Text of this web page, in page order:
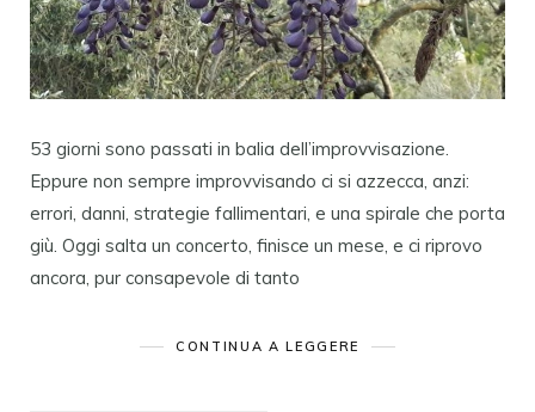
53 giorni sono passati in balia dell’improvvisazione.
Eppure non sempre improvvisando ci si azzecca, anzi:
errori, danni, strategie fallimentari, e una spirale che porta
giù. Oggi salta un concerto, finisce un mese, e ci riprovo
ancora, pur consapevole di tanto
CONTINUA A LEGGERE